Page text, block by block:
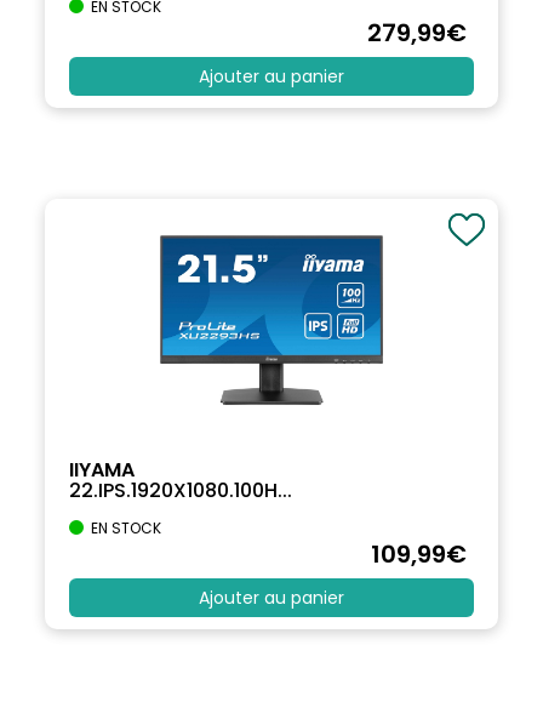
EN STOCK
279,99€
Ajouter au panier
IIYAMA
22.IPS.1920X1080.100H...
EN STOCK
109,99€
Ajouter au panier